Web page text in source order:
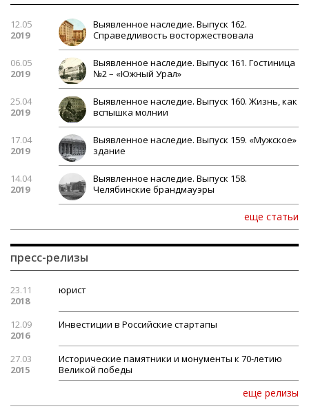
12.05
2019
Выявленное наследие. Выпуск 162.
Справедливость восторжествовала
06.05
2019
Выявленное наследие. Выпуск 161. Гостиница
№2 – «Южный Урал»
25.04
2019
Выявленное наследие. Выпуск 160. Жизнь, как
вспышка молнии
17.04
2019
Выявленное наследие. Выпуск 159. «Мужское»
здание
14.04
2019
Выявленное наследие. Выпуск 158.
Челябинские брандмауэры
еще статьи
пресс-релизы
23.11
2018
юрист
12.09
2016
Инвестиции в Российские стартапы
27.03
2015
Исторические памятники и монументы к 70-летию
Великой победы
еще релизы